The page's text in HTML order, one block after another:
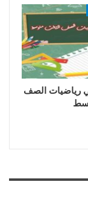
رياضيات الصف